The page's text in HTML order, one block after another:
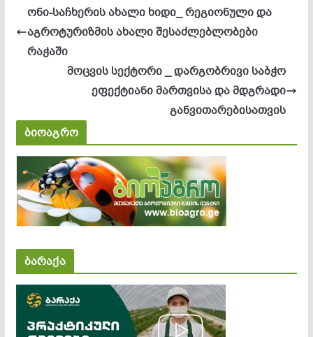
ონი-საჩხერის ახალი ხიდი_ რეგიონული და
აგროტურიზმის ახალი შესაძლებლობები
რაჭაში
მოცვის სექტორი _ დარგობრივი საბჭო
ეფექტიანი მართვისა და მდგრადი
განვითარებისათვის
ბიოაგრო
ბარაქა